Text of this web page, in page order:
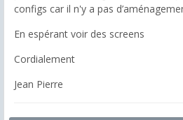
configs car il n'y a pas
En espérant voir des screens
Cordialement
Jean Pierre